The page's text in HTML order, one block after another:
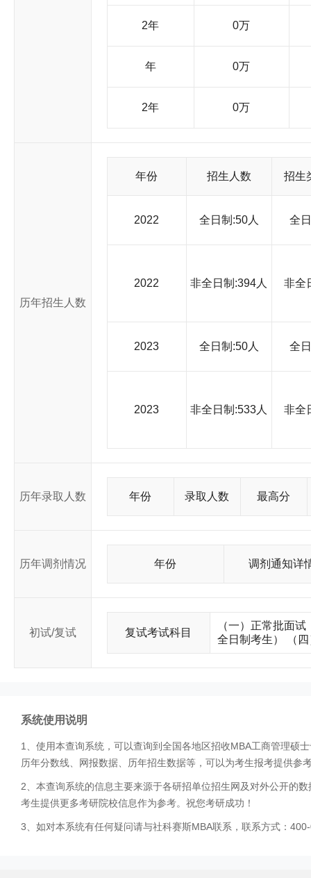
2019年度达7203篇，2020年度达8239篇；Nature、Science、
内外所瞩目。这所英才辈出的百年学府正乘风扬帆，以传承文
2年 0万
年 0万
2年 0万
历年招生人数
年份 招生人数 招生
2022 全日制:50人 全
2022 非全日制:394人 非全
2023 全日制:50人 全
2023 非全日制:533人 非全
历年录取人数 年份 录取人数 最高分
历年调剂情况 年份 调剂通知详
初试/复试 复试考试科目
（一）正常批面
全日制考生） （
系统使用说明
1、使用本查询系统，可以查询到全国各地区招收MBA工商管理硕
历年分数线、网报数据、历年招生数据等，可以为考生报考提供参
2、本查询系统的信息主要来源于各研招单位招生网及对外公开的
考生提供更多考研院校信息作为参考。祝您考研成功！
3、如对本系统有任何疑问请与社科赛斯MBA联系，联系方式：